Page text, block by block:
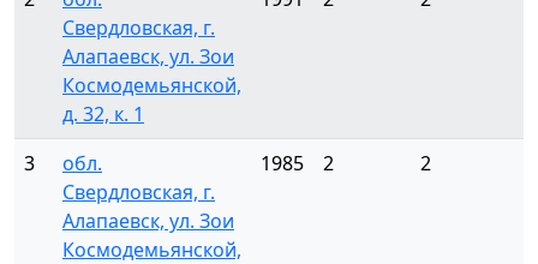
Свердловская, г.
Алапаевск, ул. Зои
Космодемьянской,
д. 32, к. 1
3
обл.
Свердловская, г.
Алапаевск, ул. Зои
Космодемьянской,
1985 2 2